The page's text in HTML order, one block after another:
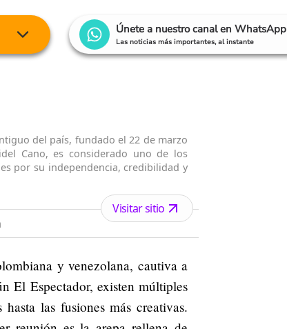
Únete a nuestro canal en WhatsApp
Las noticias más importantes, al instante
del país, fundado el 22 de marzo
Cano, es considerado uno de los
por su independencia, credibilidad y
Visitar sitio
y venezolana, cautiva a
El Espectador, existen múltiples
las fusiones más creativas.